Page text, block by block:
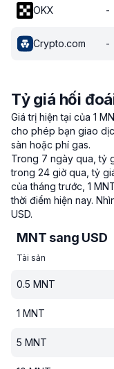
OKX -
Crypto.com -
Tỷ giá hối
Giá trị hiện tại của 1
cho phép bạn giao
sàn hoặc phí gas.
Trong 7 ngày qua, tỷ
trong 24 giờ qua, tỷ
của tháng trước, 1
thời điểm hiện nay.
USD.
MNT sang USD
Tài sản
0.5 MNT
1 MNT
5 MNT